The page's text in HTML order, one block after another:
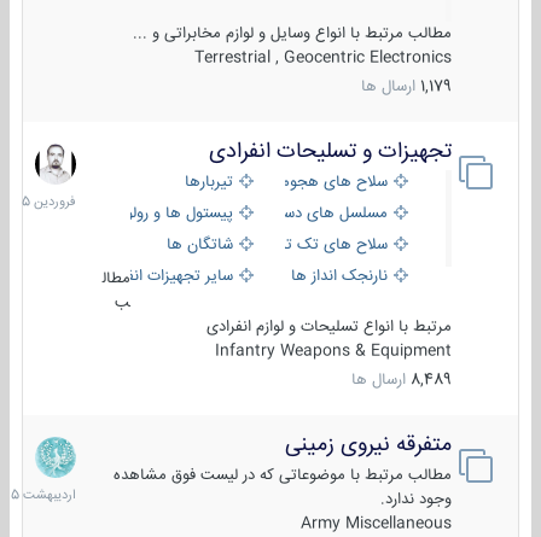
مطالب مرتبط با انواع وسایل و لوازم مخابراتی و ...
Terrestrial , Geocentric Electronics
1,179 ارسال ها
تجهیزات و تسلیحات انفرادی
سلاح های هجومی
تیربارها
مسلسل های دستی
پیستول ها و رولورها
سلاح های تک تیر اندازیشاتگان ها
نارنجک انداز ها
سایر تجهیزات انفرادی
مطال
ب
مرتبط با انواع تسلیحات و لوازم انفرادی
Infantry Weapons & Equipment
8,489 ارسال ها
17
فروردین
1405
متفرقه نیروی زمینی
مطالب مرتبط با موضوعاتی که در لیست فوق مشاهده
وجود ندارد.
Army Miscellaneous
27
1405